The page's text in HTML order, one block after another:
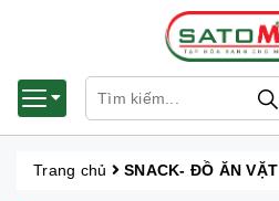
Trang chủ SNACK- ĐỒ ĂN VẶT